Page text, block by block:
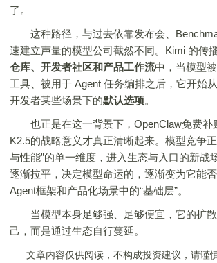
了。
这种路径，与过去依靠发布会、
速建立声量的模型公司截然不同。Kimi 的传
仓库、开发者社区和产品工作流中，当模型
工具、被用于 Agent 任务编排之后，它开始
开发者某些场景下的默认选项。
也正是在这一背景下，OpenClaw免费补
K2.5的战略意义才真正清晰起来。模型竞争
与性能”的单一维度，进入生态与入口的新战
逐渐拉平，决定模型命运的，逐渐变为它能否
Agent框架和产品化场景中的“基础层”。
当模型本身足够强、足够便宜，它的扩散
己，而是通过生态自行蔓延。
文章内容仅供阅读，不构成投资建议，请谨